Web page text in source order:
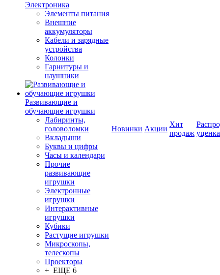
Электроника
Элементы питания
Внешние
аккумуляторы
Кабели и зарядные
устройства
Колонки
Гарнитуры и
наушники
Развивающие и
обучающие игрушки
Лабиринты,
головоломки
Вкладыши
Буквы и цифры
Часы и календари
Прочие
развивающие
игрушки
Электронные
игрушки
Интерактивные
игрушки
Кубики
Растущие игрушки
Микроскопы,
телескопы
Проекторы
+ ЕЩЕ 6
Новинки Акции
Хит
продаж уценка